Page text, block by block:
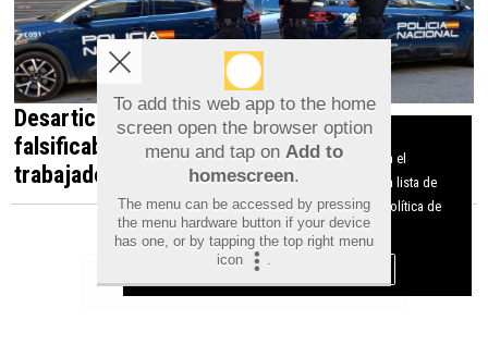
Desarticulada en Orihuela una red que
falsificaba documentos para contratar
trabajadores irregulares
To add this web app to the home
screen open the browser option
menu and tap on Add to
homescreen.
The menu can be accessed by pressing
the menu hardware button if your device
has one, or by tapping the top right menu
icon
.
Aviso sobre el Uso de cookies:
Utilizamos cookies nuestras y de terceros para el
funcionamiento del digital. Puedes consultar la lista de
cookies y como desconectarlas. Ver nuestra Política de
Privacidad y Cookies
Aceptar Cookies